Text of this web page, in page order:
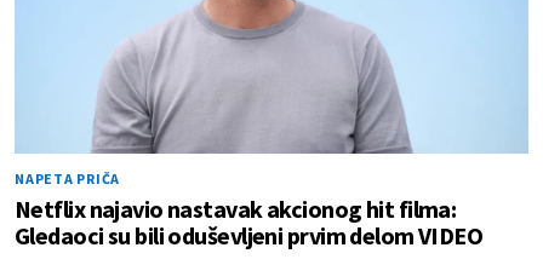
NAPETA PRIČA
Netflix najavio nastavak akcionog hit filma:
Gledaoci su bili oduševljeni prvim delom VIDEO